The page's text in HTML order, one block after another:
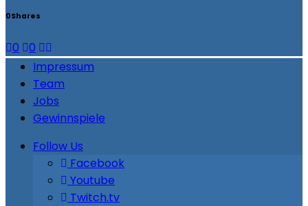
0Shares
0
0
Impressum
Team
Jobs
Gewinnspiele
Follow Us
Facebook
Youtube
Twitch.tv